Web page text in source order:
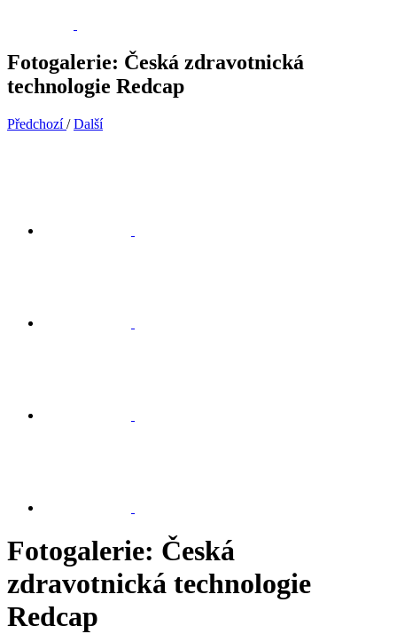
Fotogalerie: Česká zdravotnická
technologie Redcap
Předchozí / Další
Fotogalerie: Česká
zdravotnická technologie
Redcap